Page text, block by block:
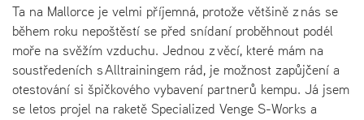
Ta na Mallorce je velmi příjemná, protože většině z nás se
během roku nepoštěstí se před snídaní proběhnout podél
moře na svěžím vzduchu. Jednou z věcí, které mám na
soustředeních s Alltrainingem rád, je možnost zapůjčení a
otestování si špičkového vybavení partnerů kempu. Já jsem
se letos projel na raketě Specialized Venge S-Works a